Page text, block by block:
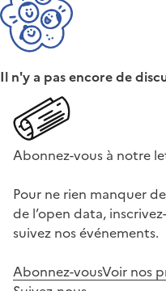
Il n'y a pas encore de
Abonnez-vous à notre
Pour ne rien manquer
de l’open data,
suivez nos événements.
Abonnez-vousVoir nos